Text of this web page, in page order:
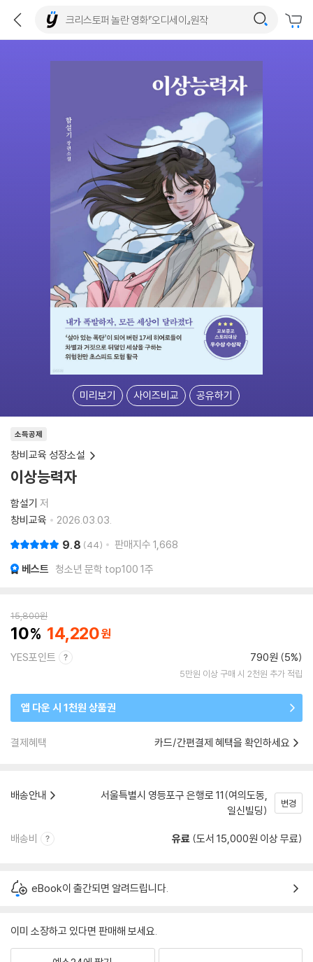
미리보기 사이즈비교 공유하기
소득공제
창비교육 성장소설
이상능력자
함설기 저
창비교육
2026.03.03.
9.8 44 판매지수 1,668
베스트 청소년 문학 top100 1주
15,800원
10 14,220
YES포인트 790원 (5%)
5만원 이상 구매 시 2천원 추가 적립
앱 다운 시 1천원 상품권
결제혜택 카드/간편결제 혜택을 확인하세요
배송안내
서울특별시 영등포구 은행로 11(여의도동,
일신빌딩)
변경
배송비 유료 (도서 15,000원 이상 무료)
eBook이 출간되면 알려드립니다.
이미 소장하고 있다면 판매해 보세요.